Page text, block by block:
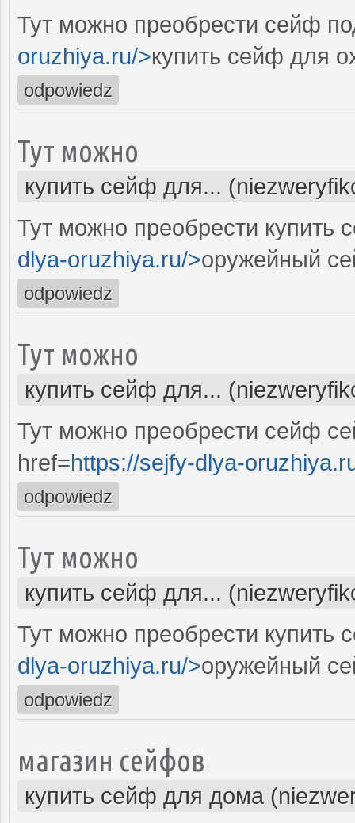
Тут можно преобрести сейф
oruzhiya.ru/>купить сейф для
odpowiedz
Тут можно
купить сейф для...
Тут можно преобрести купить
dlya-oruzhiya.ru/>оружейный
odpowiedz
Тут можно
купить сейф для...
Тут можно преобрести сейф
href=https://sejfy-dlya-
odpowiedz
Тут можно
купить сейф для...
Тут можно преобрести купить
dlya-oruzhiya.ru/>оружейный
odpowiedz
магазин сейфов
купить сейф для дома